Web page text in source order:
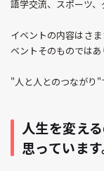
語学交流、スポーツ、
イベントの内容はさ
ベントそのものではあ
"人と人とのつながり"
人生を変え
思っています